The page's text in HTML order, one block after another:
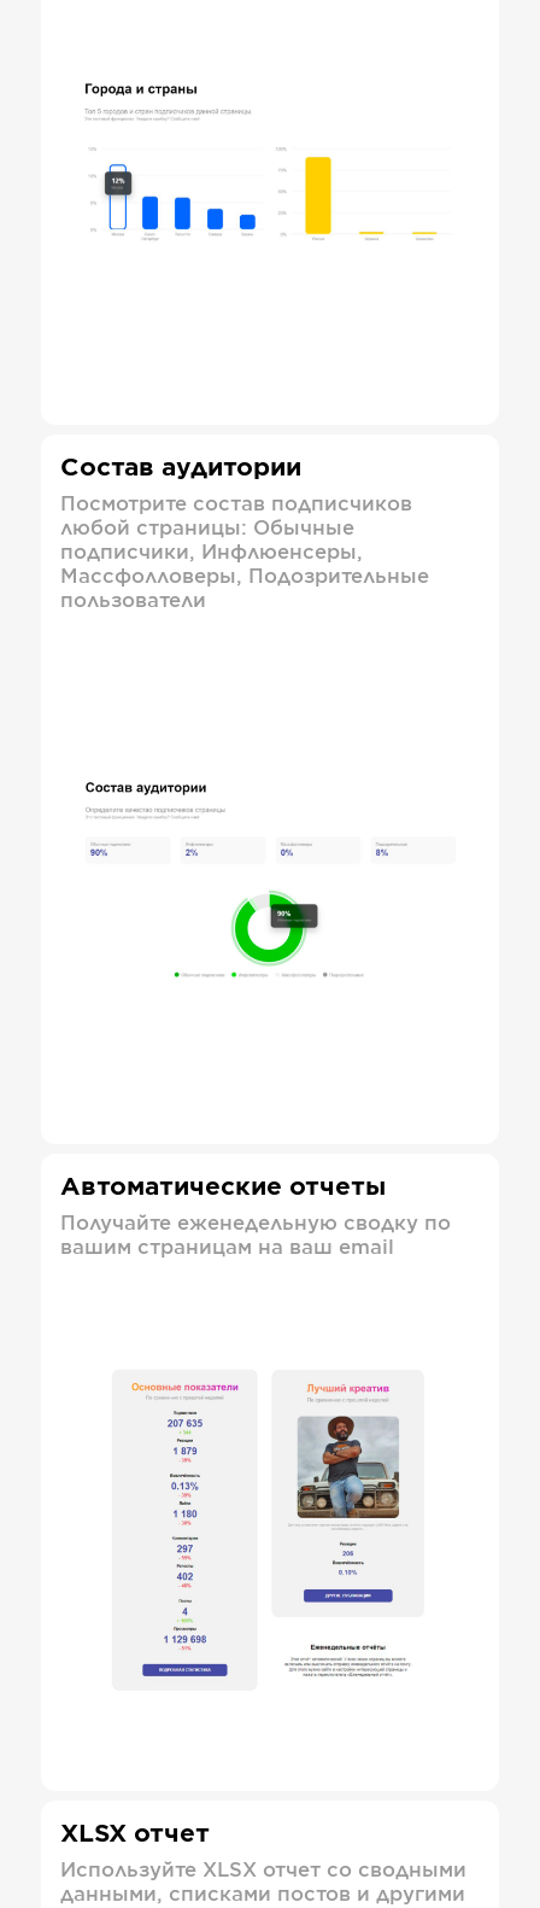
Состав аудитории
Посмотрите состав подписчиков
любой страницы: Обычные
подписчики, Инфлюенсеры,
Массфолловеры, Подозрительные
пользователи
Автоматические отчеты
Получайте еженедельную сводку по
вашим страницам на ваш email
XLSX отчет
Используйте XLSX отчет со сводными
данными, списками постов и другими